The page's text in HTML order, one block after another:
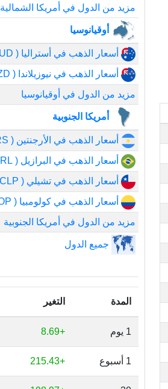
مزيد من الدول في أمريكا الشمالية
أوقيانوسيا
أسعار الذهب في أستراليا ( AUD)
أسعار الذهب في نيوزيلاندا ( NZD)
مزيد من الدول في أوقيانوسيا
أمريكا الجنوبية
أسعار الذهب في الأرجنتين ( ARS)
أسعار الذهب في البرازيل ( BRL)
أسعار الذهب في تشيلي ( CLP)
أسعار الذهب في كولومبيا ( COP)
مزيد من الدول في أمريكا الجنوبية
جميع الدول
المدة التغير
1 يوم +8.69
1 أسبوع +215.43